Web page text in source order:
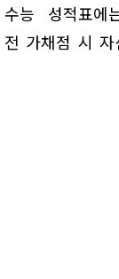
능 성적표에
가채점 시 자